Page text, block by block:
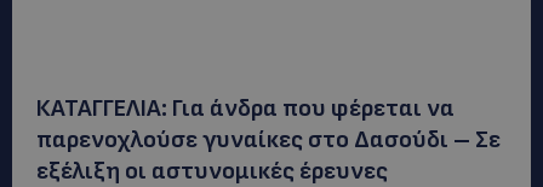
ΚΑΤΑΓΓΕΛΙΑ: Για άνδρα που φέρεται να
παρενοχλούσε γυναίκες στο Δασούδι – Σε
εξέλιξη οι αστυνομικές έρευνες